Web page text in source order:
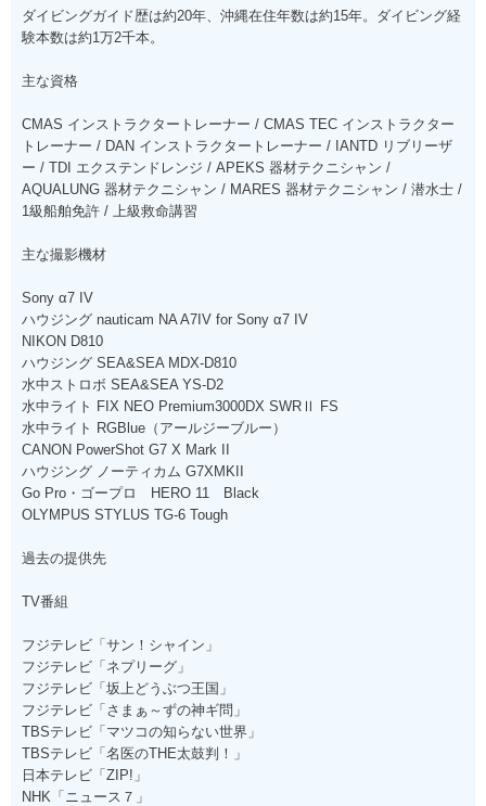
ダイビングガイド歴は約20年、沖縄在住年数は約15年。ダイビング経
験本数は約1万2千本。
主な資格
CMAS インストラクタートレーナー / CMAS TEC インストラクター
トレーナー / DAN インストラクタートレーナー / IANTD リブリーザ
ー / TDI エクステンドレンジ / APEKS 器材テクニシャン /
AQUALUNG 器材テクニシャン / MARES 器材テクニシャン / 潜水士 /
1級船舶免許 / 上級救命講習
主な撮影機材
Sony α7 IV
ハウジング nauticam NA A7IV for Sony α7 IV
NIKON D810
ハウジング SEA&SEA MDX-D810
水中ストロボ SEA&SEA YS-D2
水中ライト FIX NEO Premium3000DX SWRⅡ FS
水中ライト RGBlue（アールジーブルー）
CANON PowerShot G7 X Mark II
ハウジング ノーティカム G7XMKII
Go Pro・ゴープロ HERO 11 Black
OLYMPUS STYLUS TG-6 Tough
過去の提供先
TV番組
フジテレビ「サン！シャイン」
フジテレビ「ネプリーグ」
フジテレビ「坂上どうぶつ王国」
フジテレビ「さまぁ～ずの神ギ問」
TBSテレビ「マツコの知らない世界」
TBSテレビ「名医のTHE太鼓判！」
日本テレビ「ZIP!」
NHK「ニュース７」